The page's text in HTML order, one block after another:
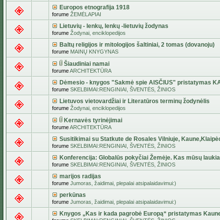
Europos etnografija 1918
forume ŽEMĖLAPIAI
Lietuvių - lenkų, lenkų -lietuvių žodynas
forume Žodynai, enciklopedijos
Baltų religijos ir mitologijos šaltiniai, 2 tomas (dovanoju)
forume MAINŲ KNYGYNAS
Šiaudiniai namai
forumeARCHITEKTŪRA
Dėmesio - knygos "Sakmė spie AISČIUS" pristatymas
forume SKELBIMAI:RENGINIAI, ŠVENTĖS, ŽINIOS
Lietuvos vietovardžiai ir Literatūros terminų žodynėlis
forume Žodynai, enciklopedijos
Kernavės tyrinėjimai
forumeARCHITEKTŪRA
Susitikimai su Statkute de Rosales Vilniuje,
forume SKELBIMAI:RENGINIAI, ŠVENTĖS, ŽINIOS
Konferencija: Globalūs pokyčiai Žemėje. Kas mūsų
forume SKELBIMAI:RENGINIAI, ŠVENTĖS, ŽINIOS
marijos radijas
forume Jumoras, žaidimai, plepalai atsipalaidavimui:)
perkūnas
forume Jumoras, žaidimai, plepalai atsipalaidavimui:)
Knygos „Kas ir kada pagrobė Europą“ pristatymas